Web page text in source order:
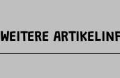
WEITERE